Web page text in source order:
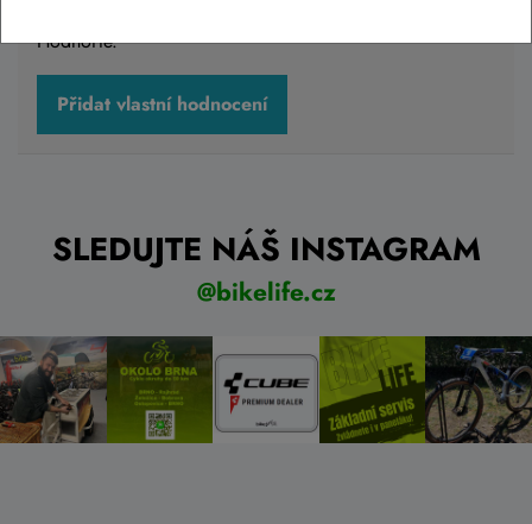
Hodnoťte.
Přidat vlastní hodnocení
SLEDUJTE NÁŠ INSTAGRAM
@bikelife.cz